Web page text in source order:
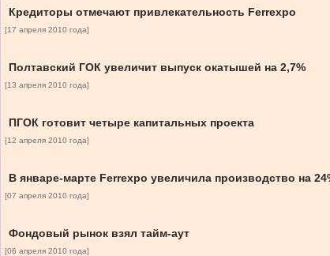
Кредиторы отмечают привлекательность Ferrexpo
[17 апреля 2010 года]
Полтавский ГОК увеличит выпуск окатышей на 2,7%
[13 апреля 2010 года]
ПГОК готовит четыре капитальных проекта
[12 апреля 2010 года]
В январе-марте Ferrexpo увеличила производство на
[07 апреля 2010 года]
Фондовый рынок взял тайм-аут
[06 апреля 2010 года]